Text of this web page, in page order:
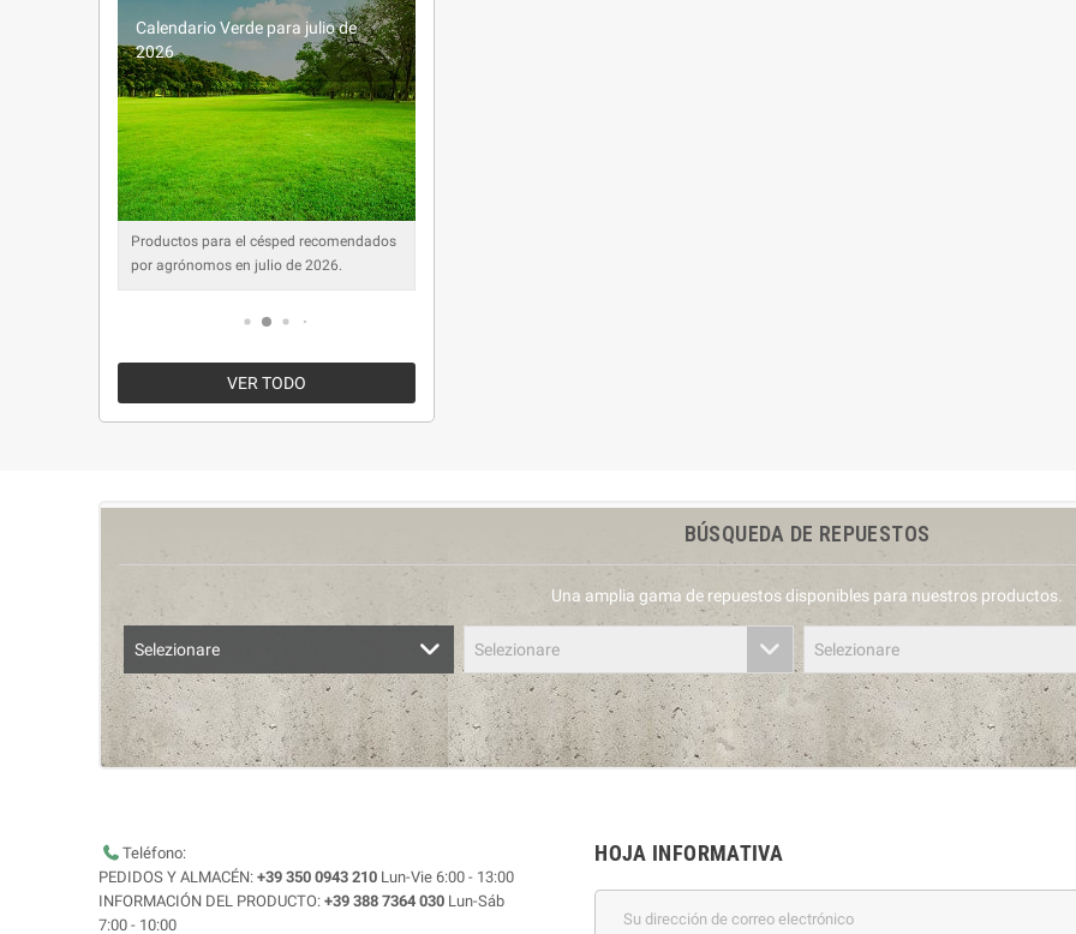
Calendario Verde para junio de
2026
Productos para el césped recomendados
por agrónomos en junio de 2026.
VER TODO
BÚSQUEDA DE REPUESTOS
Una amplia gama de repuestos disponibles para nuestros productos.
Selezionare Selezionare Selezionare
Teléfono:
PEDIDOS Y ALMACÉN: +39 350 0943 210 Lun-Vie 6:00 - 13:00
INFORMACIÓN DEL PRODUCTO: +39 388 7364 030 Lun-Sáb
7:00 - 10:00
HOJA INFORMATIVA